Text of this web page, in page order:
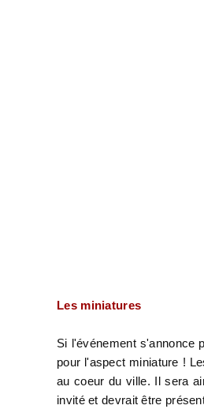
Les miniatures
Si l'événement s'annonce
pour l'aspect miniature !
au coeur du ville. Il sera
invité et devrait être